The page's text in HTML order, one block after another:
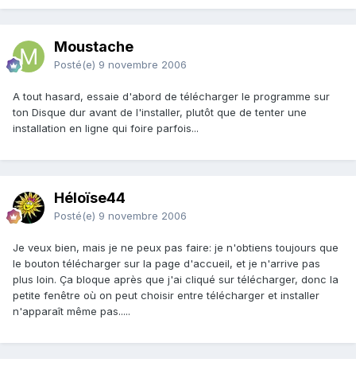
Moustache
Posté(e) 9 novembre 2006
A tout hasard, essaie d'abord de télécharger le programme sur
ton Disque dur avant de l'installer, plutôt que de tenter une
installation en ligne qui foire parfois...
Héloïse44
Posté(e) 9 novembre 2006
Je veux bien, mais je ne peux pas faire: je n'obtiens toujours que
le bouton télécharger sur la page d'accueil, et je n'arrive pas
plus loin. Ça bloque après que j'ai cliqué sur télécharger, donc la
petite fenêtre où on peut choisir entre télécharger et installer
n'apparaît même pas.....